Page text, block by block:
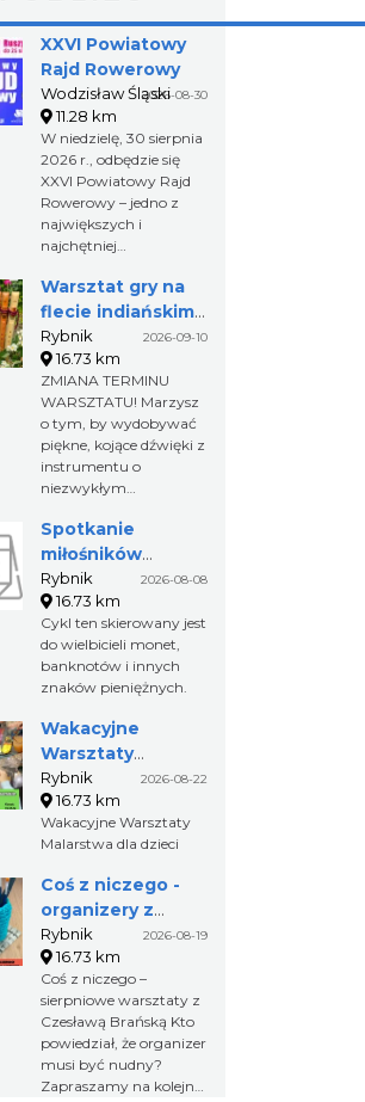
XXVI Powiatowy
Rajd Rowerowy
Wodzisław Śląski2026-08-30
11.28 km
W niedzielę, 30 sierpnia
2026 r., odbędzie się
XXVI Powiatowy Rajd
Rowerowy – jedno z
największych i
najchętniej
rekreacyjnych w
regionie. Tegoroczna
edycja rozpocznie się w
Wodzisławiu Śląskim, a
zakończy w Gminie
Gorzyce, gdzie na
uczestników czekać
będzie Piknik
Rowerowy z licznymi
atrakcjami.
Warsztat gry na
flecie indiańskim –
pierwsze kroki w
świecie melodii
Rybnik 2026-09-10
16.73 km
ZMIANA TERMINU
WARSZTATU! Marzysz
o tym, by wydobywać
piękne, kojące dźwięki z
instrumentu o
niezwykłym
prostu chcesz
spróbować czegoś
nowego i
odprężającego?
Zapraszamy na
wyjątkowy warsztat
gry na flecie indiańskim
– intuicyjny, spokojny i
nawet bez
doświadczenia
muzycznego.
Spotkanie
miłośników
numizmatów
Rybnik 2026-08-08
16.73 km
Cykl ten skierowany jest
do wielbicieli monet,
banknotów i innych
znaków pieniężnych.
Wakacyjne
Warsztaty
Malarskie "Rybnik
- miasto zieleni"
Rybnik 2026-08-22
16.73 km
Wakacyjne Warsztaty
Malarstwa dla dzieci
Coś z niczego -
organizery z
tektury, z
makramy...
Rybnik 2026-08-19
16.73 km
Coś z niczego –
sierpniowe warsztaty z
Czesławą Brańską Kto
powiedział, że organizer
musi być nudny?
Zapraszamy na kolejne